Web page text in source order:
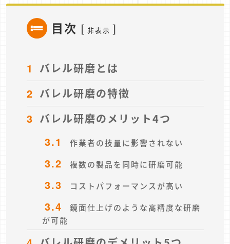
目次 [ 非表示 ]
1
バレル研磨とは
2 バレル研磨の特徴
3 バレル研磨のメリット4つ
3.1
作業者の技量に影響されない
3.2 複数の製品を同時に研磨可能
3.3 コストパフォーマンスが高い
3.4
鏡面仕上げのような高精度な研磨
が可能